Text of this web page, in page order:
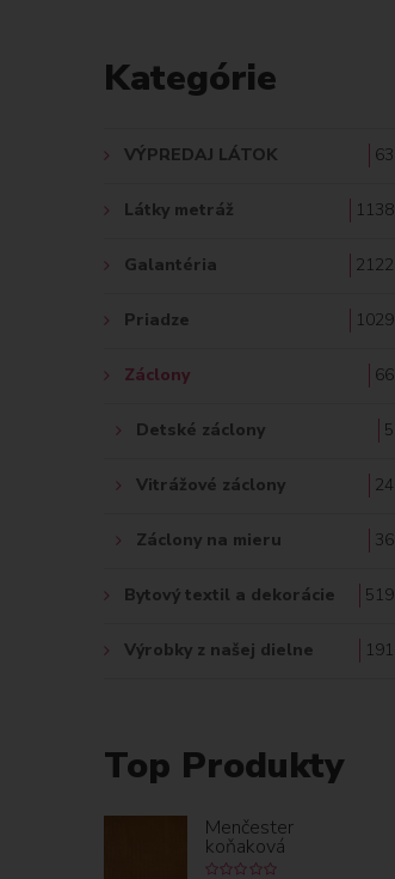
D
Ť
:
Kategórie
VÝPREDAJ LÁTOK 63
Látky metráž 1138
Galantéria 2122
Priadze 1029
Záclony 66
Detské záclony 5
Vitrážové záclony 24
Záclony na mieru 36
Bytový textil a dekorácie 519
Výrobky z našej dielne 191
Top Produkty
Menčester
koňaková